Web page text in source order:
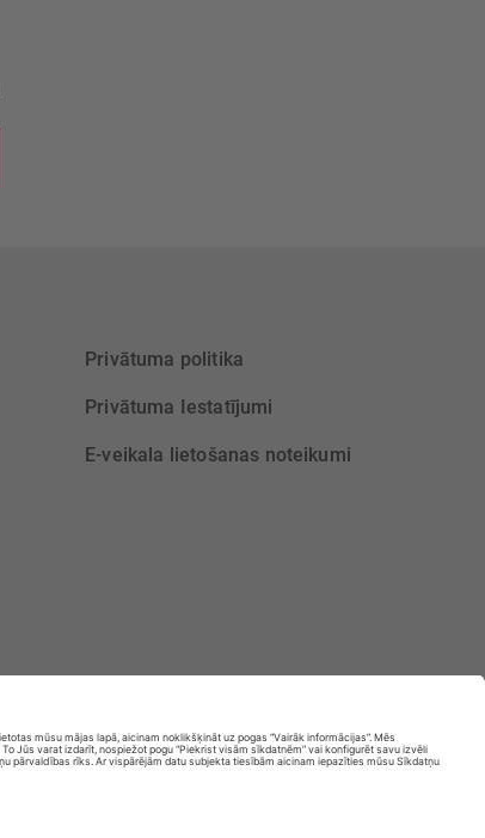
Privātuma politika
Privātuma Iestatījumi
E-veikala lietošanas noteikumi